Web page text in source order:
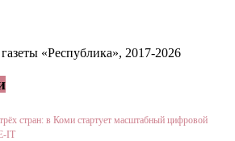
«Республика», 2017-2026
стран: в Коми стартует масштабный цифровой
IT